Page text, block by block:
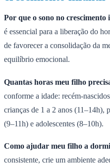
Por que o sono no
é essencial para a liberação do
de favorecer a consolidação da
equilíbrio emocional.
Quantas horas meu filho
conforme a idade: recém-
crianças de 1 a 2 anos (11–14h),
(9–11h) e adolescentes (8–10h).
Como ajudar meu filho a
consistente, crie um ambiente